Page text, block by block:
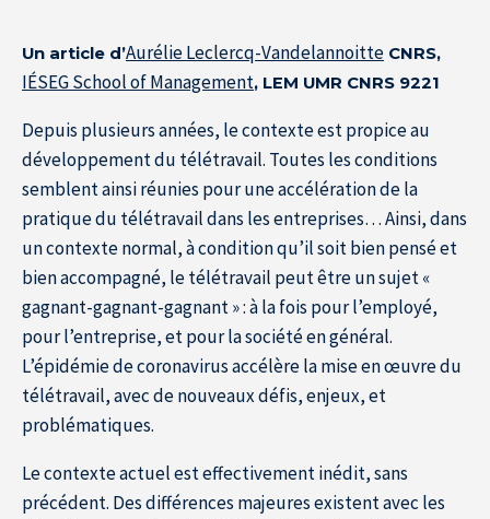
Resource Center
S'inscrire à la newsletter
Un article d’Aurélie Leclercq-Vandelannoitte CNRS,
IÉSEG School of Management, LEM UMR CNRS 9221
Depuis plusieurs années, le contexte est propice au
développement du télétravail. Toutes les conditions
semblent ainsi réunies pour une accélération de la
pratique du télétravail dans les entreprises… Ainsi, dans
un contexte normal, à condition qu’il soit bien pensé et
bien accompagné, le télétravail peut être un sujet «
gagnant-gagnant-gagnant » : à la fois pour l’employé,
pour l’entreprise, et pour la société en général.
L’épidémie de coronavirus accélère la mise en œuvre du
télétravail, avec de nouveaux défis, enjeux, et
problématiques.
Le contexte actuel est effectivement inédit, sans
précédent. Des différences majeures existent avec les